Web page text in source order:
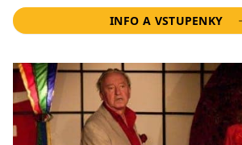
INFO A VSTUPENKY